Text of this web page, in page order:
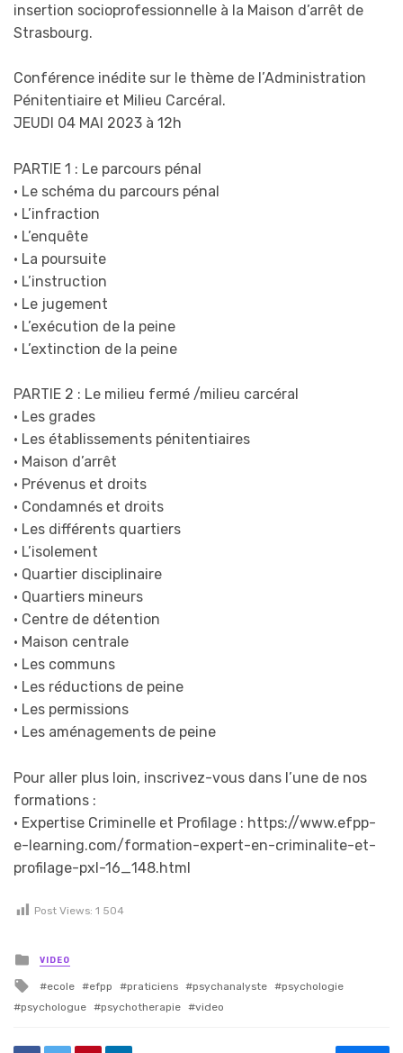
insertion socioprofessionnelle à la Maison d’arrêt de
Strasbourg.
Conférence inédite sur le thème de l’Administration
Pénitentiaire et Milieu Carcéral.
JEUDI 04 MAI 2023 à 12h
PARTIE 1 : Le parcours pénal
• Le schéma du parcours pénal
• L’infraction
• L’enquête
• La poursuite
• L’instruction
• Le jugement
• L’exécution de la peine
• L’extinction de la peine
PARTIE 2 : Le milieu fermé /milieu carcéral
• Les grades
• Les établissements pénitentiaires
• Maison d’arrêt
• Prévenus et droits
• Condamnés et droits
• Les différents quartiers
• L’isolement
• Quartier disciplinaire
• Quartiers mineurs
• Centre de détention
• Maison centrale
• Les communs
• Les réductions de peine
• Les permissions
• Les aménagements de peine
Pour aller plus loin, inscrivez-vous dans l’une de nos
formations :
• Expertise Criminelle et Profilage : https://www.efpp-
e-learning.com/formation-expert-en-criminalite-et-
profilage-pxl-16_148.html
Post Views: 1 504
Posted in
VIDEO
Tagged with
ecole efpp praticiens psychanalyste
psychologie
psychologue
psychotherapie video